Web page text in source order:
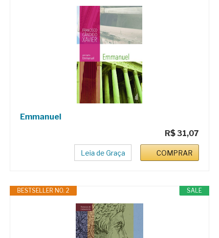
Emmanuel
R$ 31,07
Leia de Graça COMPRAR
SALE
BESTSELLER NO. 2